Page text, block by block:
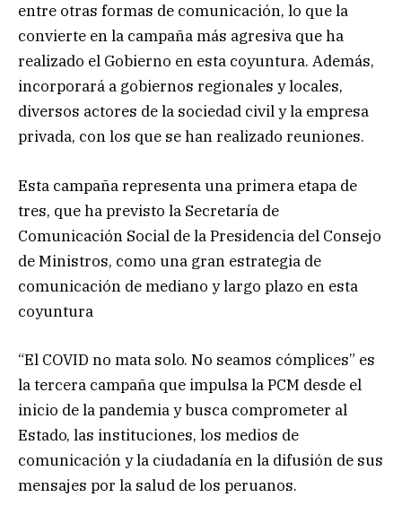
entre otras formas de comunicación, lo que la
convierte en la campaña más agresiva que ha
realizado el Gobierno en esta coyuntura. Además,
incorporará a gobiernos regionales y locales,
diversos actores de la sociedad civil y la empresa
privada, con los que se han realizado reuniones.
Esta campaña representa una primera etapa de
tres, que ha previsto la Secretaría de
Comunicación Social de la Presidencia del Consejo
de Ministros, como una gran estrategia de
comunicación de mediano y largo plazo en esta
coyuntura
“El COVID no mata solo. No seamos cómplices” es
la tercera campaña que impulsa la PCM desde el
inicio de la pandemia y busca comprometer al
Estado, las instituciones, los medios de
comunicación y la ciudadanía en la difusión de sus
mensajes por la salud de los peruanos.